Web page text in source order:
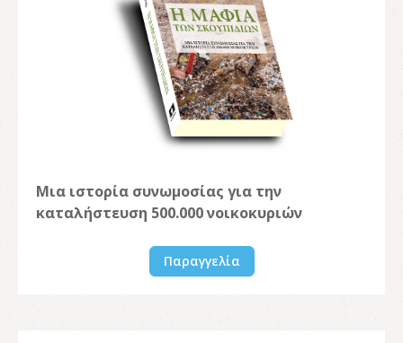
Μια ιστορία συνωμοσίας για την
καταλήστευση 500.000 νοικοκυριών
Παραγγελία